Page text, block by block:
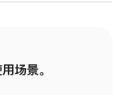
场景。